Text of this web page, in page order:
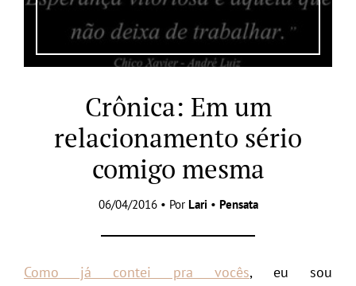
Crônica: Em um
relacionamento sério
comigo mesma
06/04/2016 • Por Lari • Pensata
Como já contei pra vocês, eu sou